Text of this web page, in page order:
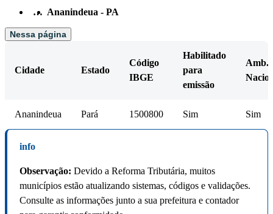
… Ananindeua - PA
Nessa página
Cidade Estado
Código
IBGE
Habilitado
para
emissão
Amb.
Ananindeua Pará 1500800 Sim Sim
info
Observação: Devido a Reforma Tributária, muitos
municípios estão atualizando sistemas, códigos e validações.
Consulte as informações junto a sua prefeitura e contador